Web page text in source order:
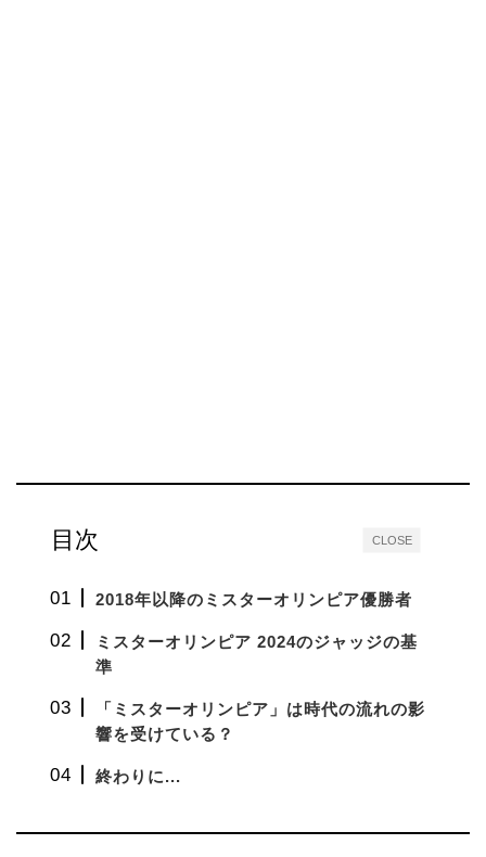
CLOSE
目次
2018年以降のミスターオリンピア優勝者
ミスターオリンピア 2024のジャッジの基
準
「ミスターオリンピア」は時代の流れの影
響を受けている？
終わりに...